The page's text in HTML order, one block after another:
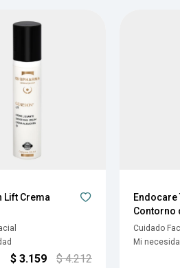
Lift Crema
$ 3.159 $ 4.212
Endocare
Contorno
Cuidado
Mi